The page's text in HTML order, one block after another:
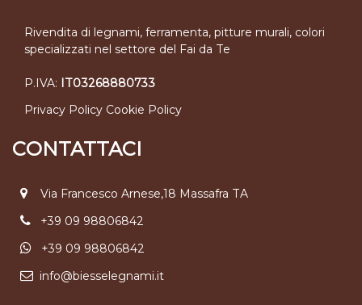
Rivendita di legnami, ferramenta, pitture murali, colori
specializzati nel settore del Fai da Te
P.IVA: IT03268880733
Privacy Policy Cookie Policy
CONTATTACI
Via Francesco Arnese,18 Massafra TA
+39 09 98806842
+39 09 98806842
info@biesselegnami.it